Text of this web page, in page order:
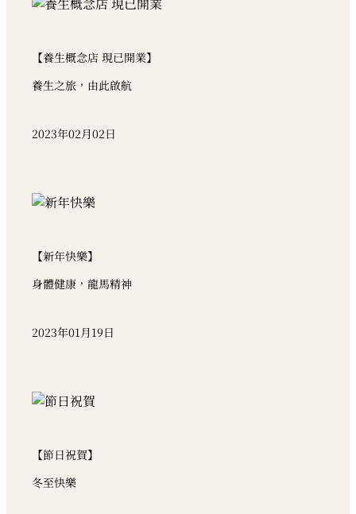
【養生概念店 現已開業】
養生之旅，由此啟航
2023年02月02日
【新年快樂】
身體健康，龍馬精神
2023年01月19日
【節日祝賀】
冬至快樂